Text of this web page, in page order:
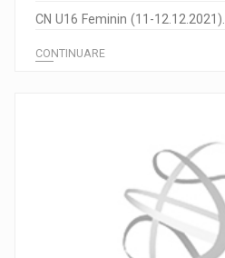
CN U16 Feminin (11-12.12.2021)...
CONTINUARE